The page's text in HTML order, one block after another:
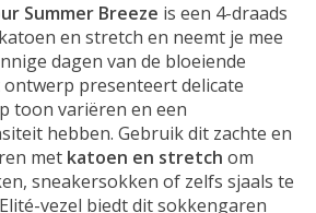
Summer Breeze is een 4-draads
en stretch en neemt je mee
dagen van de bloeiende
presenteert delicate
toon variëren en een
hebben. Gebruik dit zachte en
met katoen en stretch om
sneakersokken of zelfs sjaals te
vezel biedt dit sokkengaren